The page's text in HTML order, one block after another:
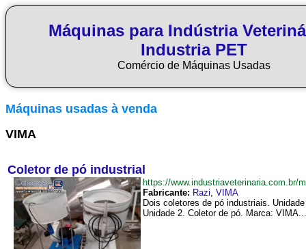
Máquinas para Indústria
Industria PET
Comércio de Máquinas Usadas
Máquinas usadas à venda
VIMA
Coletor de pó industrial
https://www.industriaveterinaria.com.br/
Fabricante: Razi, VIMA
Dois coletores de pó industriais.
Unidade 2. Coletor de pó. Marca: